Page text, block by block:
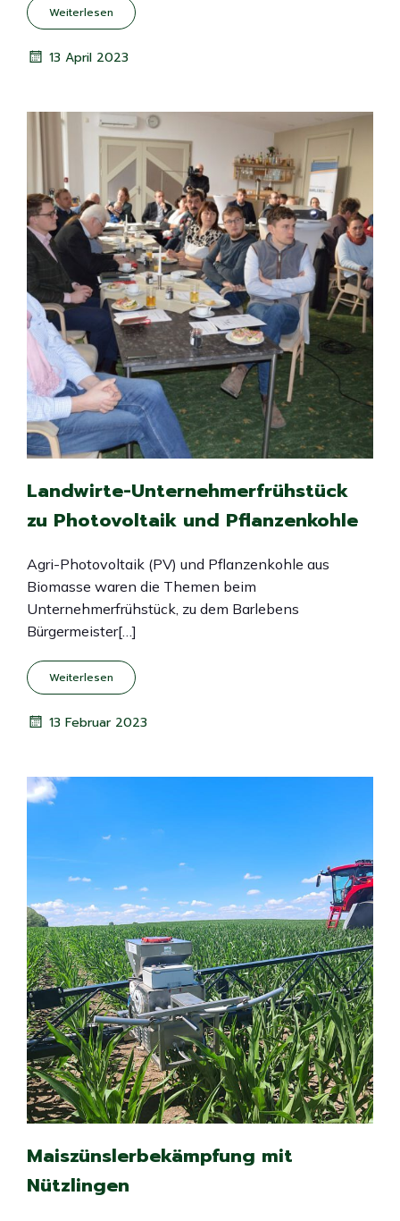
Weiterlesen
13 April 2023
Landwirte-Unternehmerfrühstück
zu Photovoltaik und Pflanzenkohle
Agri-Photovoltaik (PV) und Pflanzenkohle aus
Biomasse waren die Themen beim
Unternehmerfrühstück, zu dem Barlebens
Bürgermeister[…]
Weiterlesen
13 Februar 2023
Maiszünslerbekämpfung mit
Nützlingen